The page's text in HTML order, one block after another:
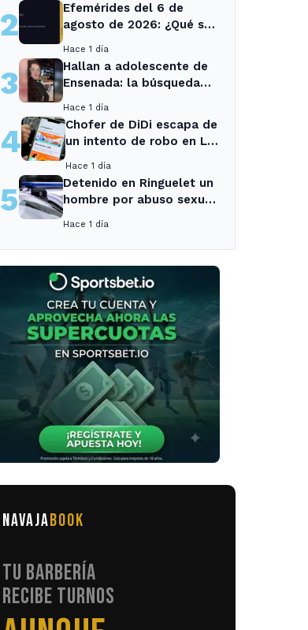
2
Efemérides del 6 de
agosto de 2026: ¿Qué se
Hace 1 día
3
Hallan a adolescente de
Ensenada: la búsqueda
comunidad
Hace 1 día
4
Chofer de DiDi escapa de
un intento de robo en La
Hace 1 día
5
Detenido en Ringuelet un
hombre por abuso sexual
Hace 1 día
NAVAJABOOK
TU BARBERÍA
RECIBE TURNOS